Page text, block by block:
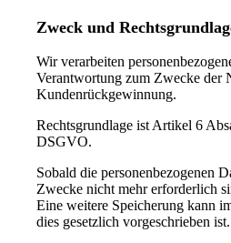
Zweck und
Wir verarbeiten
Verantwortung zum Zwecke der
Kundenrückgewinnung.
Rechtsgrundlage ist Artikel 6
DSGVO.
Sobald die personenbezogenen
Zwecke nicht mehr erforderlich
Eine weitere Speicherung kann
dies gesetzlich vorgeschrieben ist.